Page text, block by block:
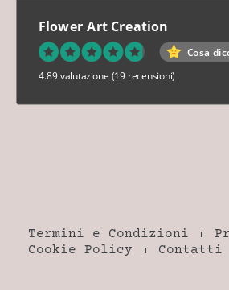
Flower Art Creation
Cosa
4.89 valutazione (19 recensioni)
Termini e Condizioni
Cookie Policy
Contatti